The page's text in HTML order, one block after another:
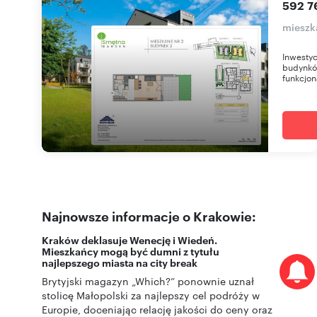
592
Najnowsze informacje o Krakowie:
Kraków deklasuje Wenecję i Wiedeń.
Mieszkańcy mogą być dumni z tytułu
najlepszego miasta na city break
Brytyjski magazyn „Which?” ponownie uznał
stolicę Małopolski za najlepszy cel podróży w
Europie, doceniając relację jakości do ceny oraz